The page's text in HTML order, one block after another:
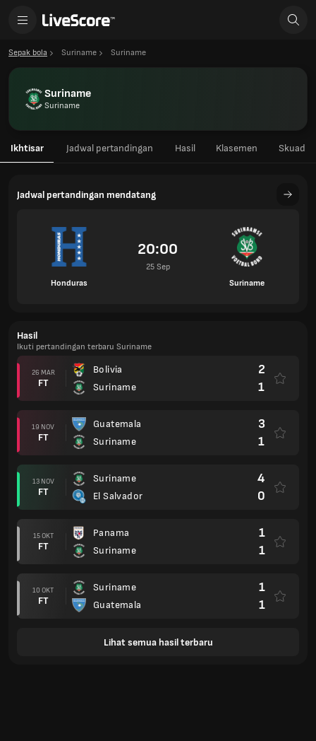
Sepak bola Suriname Suriname
Suriname
Suriname
Ikhtisar Jadwal pertandingan Hasil Klasemen Skuad
Jadwal pertandingan mendatang
Honduras
20:00
25 Sep
Suriname
Hasil
Ikuti pertandingan terbaru Suriname
26 MAR
FT
Bolivia
Suriname
2
1
19 NOV
FT
Guatemala
Suriname
3
1
13 NOV
FT
Suriname
El Salvador
4
0
15 OKT
FT
Panama
Suriname
1
1
10 OKT
FT
Suriname
Guatemala
1
1
Lihat semua hasil terbaru